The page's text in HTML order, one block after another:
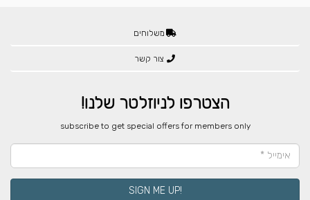
משלוחים
צור קשר
הצטרפו לניוזלטר שלנו!
​subscribe to get special offers for members only
!SIGN ME UP